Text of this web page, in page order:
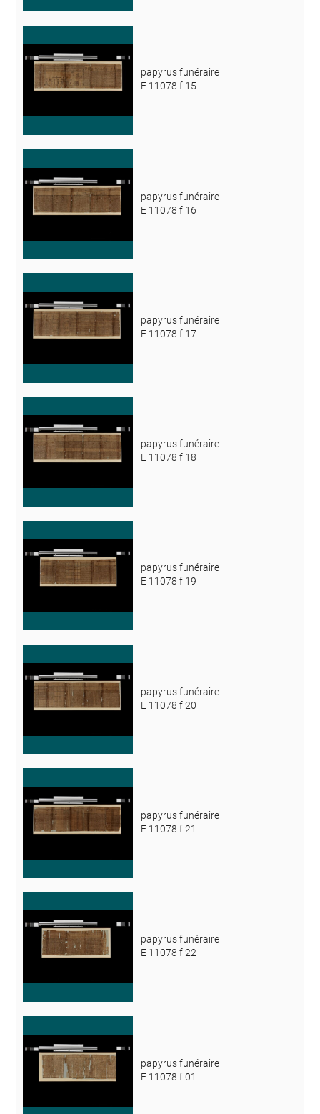
papyrus funéraire
E 11078 f 15
papyrus funéraire
E 11078 f 16
papyrus funéraire
E 11078 f 17
papyrus funéraire
E 11078 f 18
papyrus funéraire
E 11078 f 19
papyrus funéraire
E 11078 f 20
papyrus funéraire
E 11078 f 21
papyrus funéraire
E 11078 f 22
papyrus funéraire
E 11078 f 01